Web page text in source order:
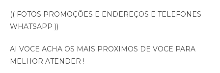
(( FOTOS PROMOÇÕES E ENDEREÇOS E TELEFONES
WHATSAPP ))
AI VOCE ACHA OS MAIS PROXIMOS DE VOCE PARA
MELHOR ATENDER !